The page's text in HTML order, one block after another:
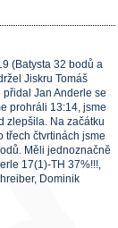
(Batysta 32 bodů a
Jiskru Tomáš
Jan Anderle se
prohráli 13:14, jsme
zlepšila. Na začátku
třech čtvrtinách jsme
Měli jednoznačně
17(1)-TH 37%!!!,
Dominik